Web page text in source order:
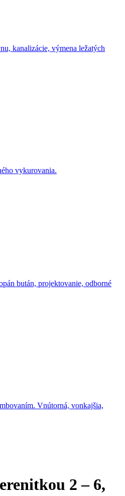
kanalizácie, výmena ležatých
vykurovania.
bután, projektovanie, odborné
Vnútorná, vonkajšia,
2 – 6,